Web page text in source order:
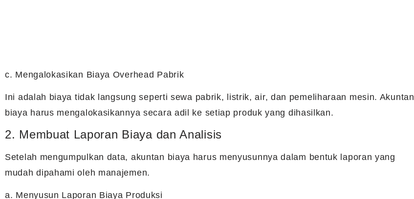
c. Mengalokasikan Biaya Overhead Pabrik
Ini adalah biaya tidak langsung seperti sewa pabrik, listrik, air, dan pemeliharaan mesin. Akuntan
biaya harus mengalokasikannya secara adil ke setiap produk yang dihasilkan.
2. Membuat Laporan Biaya dan Analisis
Setelah mengumpulkan data, akuntan biaya harus menyusunnya dalam bentuk laporan yang
mudah dipahami oleh manajemen.
a. Menyusun Laporan Biaya Produksi